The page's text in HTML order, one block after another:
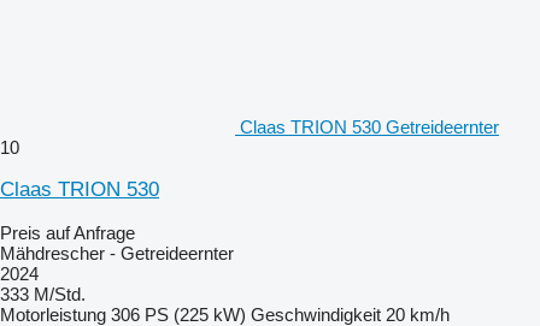
Claas TRION 530 Getreideernter
10
Claas TRION 530
Preis auf Anfrage
Mähdrescher - Getreideernter
2024
333 M/Std.
Motorleistung 306 PS (225 kW) Geschwindigkeit 20 km/h